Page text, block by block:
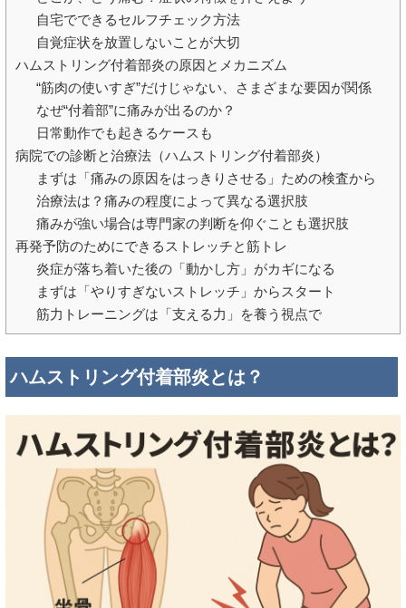
自宅でできるセルフチェック方法
自覚症状を放置しないことが大切
ハムストリング付着部炎の原因とメカニズム
“筋肉の使いすぎ”だけじゃない、さまざまな要因が関係
なぜ“付着部”に痛みが出るのか？
日常動作でも起きるケースも
病院での診断と治療法（ハムストリング付着部炎）
まずは「痛みの原因をはっきりさせる」ための検査から
治療法は？痛みの程度によって異なる選択肢
痛みが強い場合は専門家の判断を仰ぐことも選択肢
再発予防のためにできるストレッチと筋トレ
炎症が落ち着いた後の「動かし方」がカギになる
まずは「やりすぎないストレッチ」からスタート
筋力トレーニングは「支える力」を養う視点で
ハムストリング付着部炎とは？